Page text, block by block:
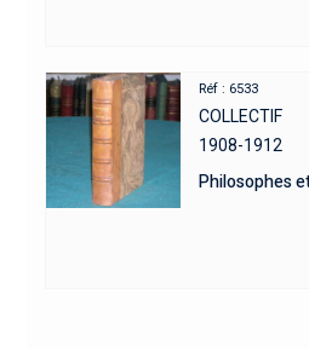
Réf : 6533
COLLECTIF
1908-1912
Philosophes